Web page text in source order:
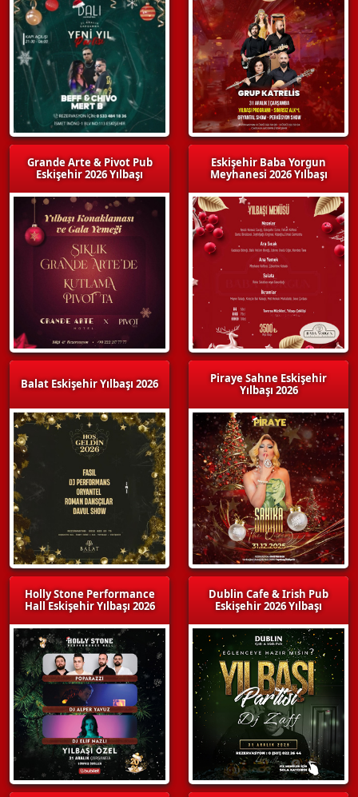
Grande Arte & Pivot Pub
Eskişehir 2026 Yılbaşı
Balat Eskişehir Yılbaşı 2026
Holly Stone Performance
Hall Eskişehir Yılbaşı 2026
Eskişehir Baba Yorgun
Meyhanesi 2026 Yılbaşı
Piraye Sahne Eskişehir
Yılbaşı 2026
Dublin Cafe & Irish Pub
Eskişehir 2026 Yılbaşı